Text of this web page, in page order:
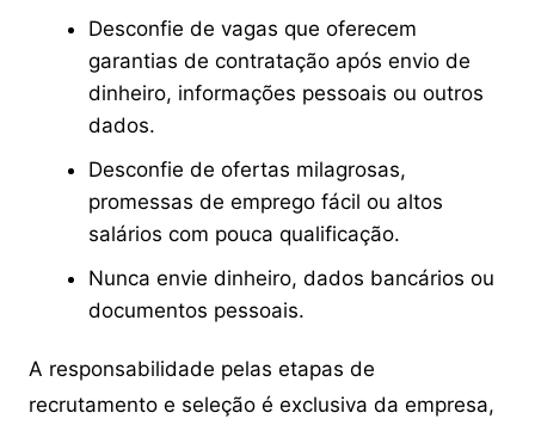
Desconfie de vagas que oferecem
garantias de contratação após envio de
dinheiro, informações pessoais ou outros
dados.
Desconfie de ofertas milagrosas,
promessas de emprego fácil ou altos
salários com pouca qualificação.
Nunca envie dinheiro, dados bancários ou
documentos pessoais.
A responsabilidade pelas etapas de
recrutamento e seleção é exclusiva da empresa,